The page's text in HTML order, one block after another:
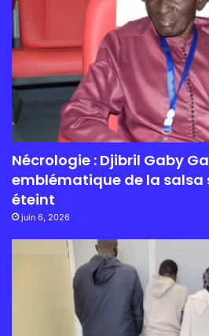
Nécrologie : Djibril Gaby
emblématique de la salsa
éteint
juin 6, 2026